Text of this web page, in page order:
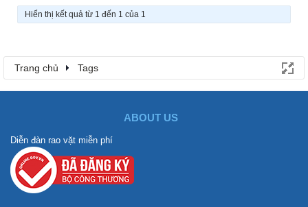
Hiển thị kết quả từ 1 đến 1 của 1
Trang chủ Tags
ABOUT US
Diễn đàn rao vặt miễn phí